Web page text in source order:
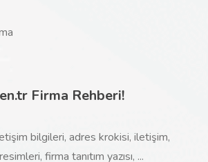
Firma Rehberi!
bilgileri, adres krokisi, iletişim,
firma tanıtım yazısı, ...